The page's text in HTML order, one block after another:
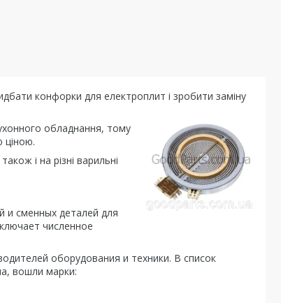
конфорки для електроплит і зробити заміну
обладнання, тому
ціною.
і на різні варильні
и сменных деталей для
численное
оборудования и техники. В список
вошли марки: